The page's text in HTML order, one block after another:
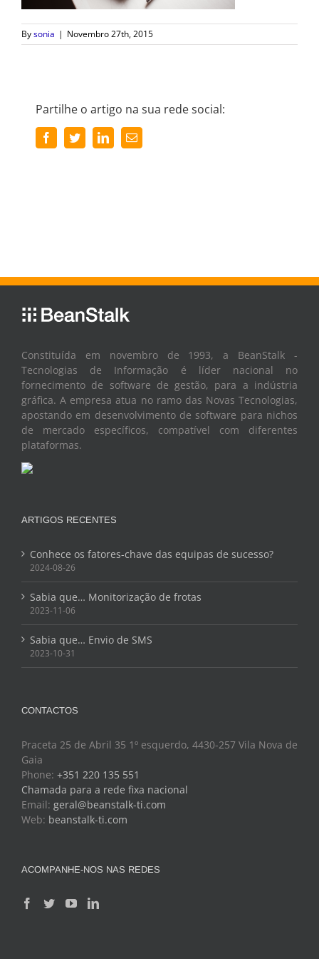
Bysonia | Novembro 27th, 2015
Partilhe o artigo na sua rede social:
FacebookTwitterLinkedInEmail
(necessário
Constituída em novembro de 1993, a BeanStalk -
Tecnologias de Informação é líder nacional no
fornecimento de software de gestão, para a indústria
gráfica. A empresa atua no ramo das Novas Tecnologias,
apostando em desenvolvimento de software para nichos
de mercado específicos, compatível com diferentes
plataformas.
ARTIGOS RECENTES
Conhece os fatores-chave das equipas de sucesso?
2024-08-26
Sabia que… Monitorização de frotas
2023-11-06
Sabia que… Envio de SMS
2023-10-31
CONTACTOS
Praceta 25 de Abril 35 1º esquerdo, 4430-257 Vila Nova de
Gaia
Phone: +351 220 135 551
Chamada para a rede fixa nacional
Email: geral@beanstalk-ti.com
Web: beanstalk-ti.com
ACOMPANHE-NOS NAS REDES